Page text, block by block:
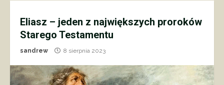
Eliasz – jeden z największych proroków
Starego Testamentu
sandrew 8 sierpnia 2023